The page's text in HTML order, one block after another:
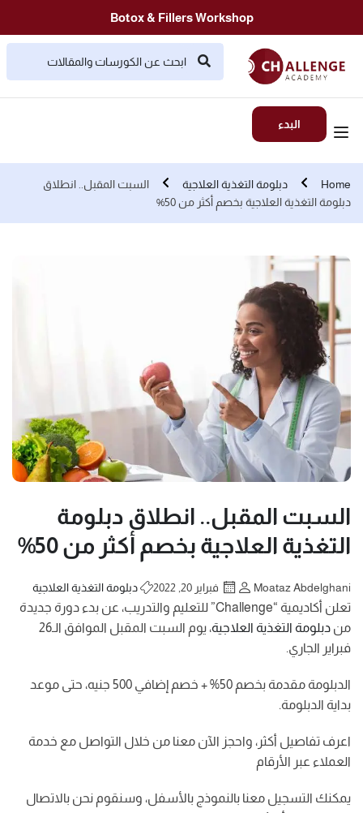
Botox & Fillers Workshop
البدء
Home دبلومة التغذية العلاجية
السبت المقبل.. انطلاق
دبلومة التغذية العلاجية بخصم أكثر من 50%
السبت المقبل.. انطلاق دبلومة
التغذية العلاجية بخصم أكثر من 50%
Moataz Abdelghani فبراير 20, 2022 دبلومة التغذية العلاجية
تعلن أكاديمية “Challenge” للتعليم والتدريب، عن بدء دورة جديدة
من دبلومة التغذية العلاجية
، يوم السبت المقبل الموافق الـ26
فبراير الجاري.
الدبلومة مقدمة بخصم 50% + خصم إضافي 500 جنيه، حتى موعد
بداية الدبلومة.
اعرف تفاصيل أكثر، واحجز الآن معنا من خلال التواصل مع خدمة
العملاء عبر الأرقام
يمكنك التسجيل معنا بالنموذج بالأسفل، وسنقوم نحن بالاتصال